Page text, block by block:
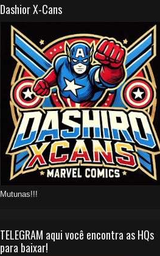
Dashior X-Cans
Mutunas!!!
TELEGRAM aqui você encontra as HQs
para baixar!